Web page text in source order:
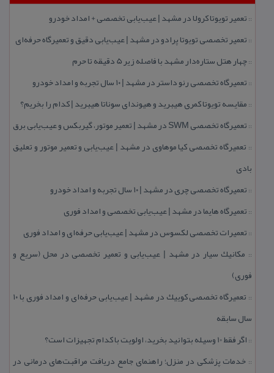
:: تعمیر تویوتا كرولا در مشهد | عیب‌یابی تخصصی + امداد خودرو
:: تعمیر تخصصی تویوتا پرادو در مشهد | عیب‌یابی دقیق و تعمیرگاه حرفه‌ای
::چهار هتل‌ ستاره‌دار مشهد با فاصله زیر 5 دقیقه تا حرم
:: تعمیرگاه تخصصی رنو داستر در مشهد | ۱۰ سال تجربه و امداد خودرو
:: مقایسه تویوتا كمری هیبرید و هیوندای سوناتا هیبرید | كدام را بخریم؟
:: تعمیرگاه تخصصی SWM در مشهد | تعمیر موتور، گیربكس و عیب‌یابی برق
:: تعمیرگاه تخصصی كیا موهاوی در مشهد | عیب‌یابی و تعمیر موتور و تعلیق
بادی
:: تعمیرگاه تخصصی چری در مشهد | ۱۰ سال تجربه و امداد خودرو
:: تعمیرگاه هایما در مشهد | عیب‌یابی تخصصی و امداد فوری
:: تعمیرات تخصصی لكسوس در مشهد | عیب‌یابی حرفه‌ای و امداد فوری
:: مكانیك سیار در مشهد | عیب‌یابی و تعمیر تخصصی در محل (سریع و
فوری)
::
تعمیرگاه تخصصی كوییك در مشهد | عیب‌یابی حرفه‌ای و امداد فوری با ۱۰
سال سابقه
:: اگر فقط 10 وسیله بتوانید بخرید، اولویت با كدام تجهیزات است؟
:: خدمات پزشكی در منزل؛ راهنمای جامع دریافت مراقبت‌های درمانی در